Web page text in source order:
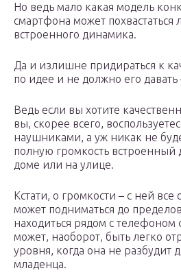
Но ведь мало какая модель
смартфона может
встроенного динамика.
Да и излишне придираться к
по идее и не должно его
Ведь если вы хотите
вы, скорее всего,
наушниками, а уж никак не
полную громкость встроенный
доме или на улице.
Кстати, о громкости – с ней все
может подниматься до
находиться рядом с телефоном
может, наоборот, быть легко
уровня, когда она не разбудит
младенца.